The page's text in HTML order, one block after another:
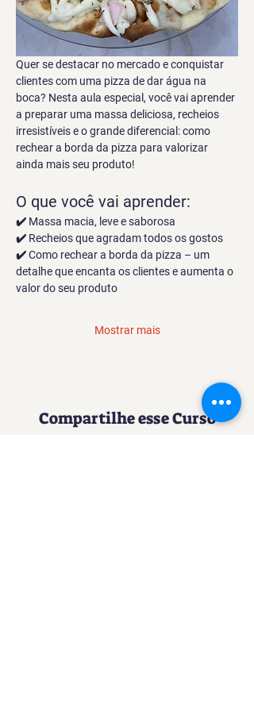
Quer se destacar no mercado e conquistar
clientes com uma pizza de dar água na
boca? Nesta aula especial, você vai aprender
a preparar uma massa deliciosa, recheios
irresistíveis e o grande diferencial: como
rechear a borda da pizza para valorizar
ainda mais seu produto!
O que você vai aprender:
✔️ Massa macia, leve e saborosa
✔️ Recheios que agradam todos os gostos
✔️ Como rechear a borda da pizza – um
detalhe que encanta os clientes e aumenta o
valor do seu produto
Mostrar mais
Compartilhe esse Curso